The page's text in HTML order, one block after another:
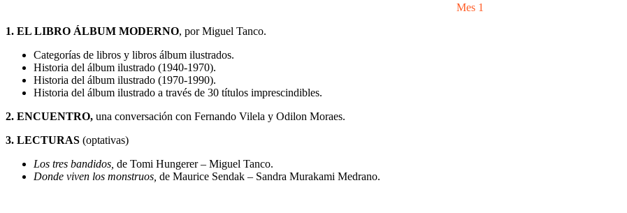
Mes 1
1. EL LIBRO ÁLBUM MODERNO, por Miguel Tanco.
Categorías de libros y libros álbum ilustrados.
Historia del álbum ilustrado (1940-1970).
Historia del álbum ilustrado (1970-1990).
Historia del álbum ilustrado a través de 30 títulos imprescindibles.
2. ENCUENTRO, una conversación con Fernando Vilela y Odilon Moraes.
3. LECTURAS (optativas)
Los tres bandidos, de Tomi Hungerer – Miguel Tanco.
Donde viven los monstruos, de Maurice Sendak – Sandra Murakami Medrano.